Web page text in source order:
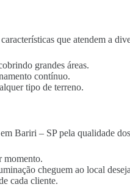
que atendem a
grandes áreas.
contínuo.
tipo de terreno.
Bariri – SP pela qualidade
momento.
cheguem ao local
cada cliente.